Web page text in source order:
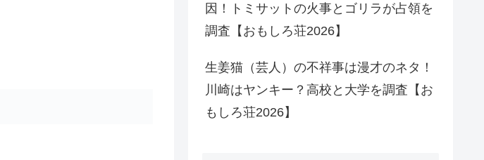
因！トミサットの火事とゴリラが占領を
調査【おもしろ荘2026】
生姜猫（芸人）の不祥事は漫才のネタ！
川崎はヤンキー？高校と大学を調査【お
もしろ荘2026】